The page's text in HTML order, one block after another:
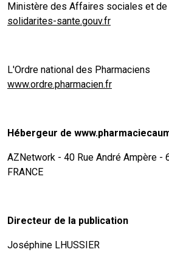
Ministère des Affaires sociales et de
solidarites-sante.gouv.fr
L'Ordre national des Pharmaciens
www.ordre.pharmacien.fr
Hébergeur de
AZNetwork - 40 Rue André Ampère -
FRANCE
Directeur de la publication
Joséphine LHUSSIER